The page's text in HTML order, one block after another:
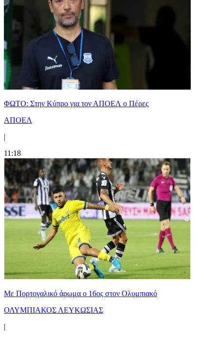
ΦΩΤΟ: Στην Κύπρο για τον ΑΠΟΕΛ ο Πέρες
ΑΠΟΕΛ
|
11:18
Με Πορτογαλικό άρωμα ο 16ος στον Ολυμπιακό
ΟΛΥΜΠΙΑΚΟΣ ΛΕΥΚΩΣΙΑΣ
|